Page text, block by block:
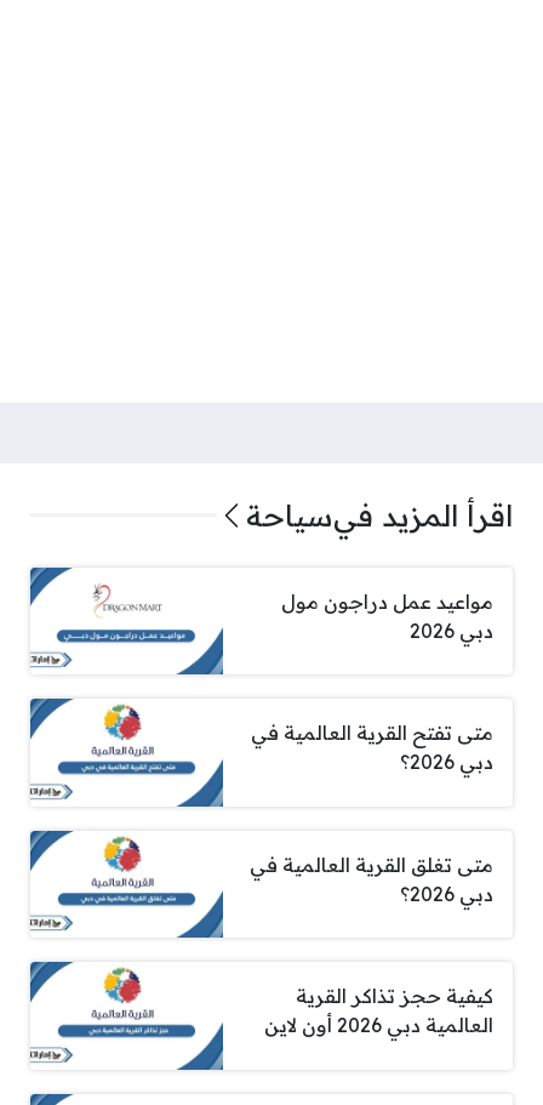
اقرأ المزيد فيسياحة
مواعيد عمل دراجون مول
دبي 2026
متى تفتح القرية العالمية في
دبي 2026؟
متى تغلق القرية العالمية في
دبي 2026؟
كيفية حجز تذاكر القرية
العالمية دبي 2026 أون لاين